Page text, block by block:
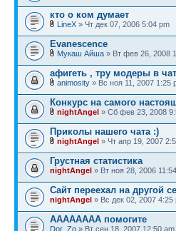
кто о ком думает
LineX » Чт дек 07, 2006 5:04 pm
Evanescence
Мукаш Айша » Вт фев 26, 2008
афигеть , тру модеры в
animosity » Вс ноя 11, 2007 1:25
Конкурс на самого
nightAngel » Сб фев 23, 2008
Приколы нашего чата :)
nightAngel » Чт апр 19, 2007
Грустная статистика
nightAngel » Вт ноя 28, 2006
Сайт переехал на другой
nightAngel » Вс дек 02, 2007 4:25
АААААААА помогите
Dor_Zo » Вт сен 18, 2007 12:50 am